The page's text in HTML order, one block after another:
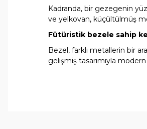
Kadranda, bir gezegenin
ve yelkovan, küçültülmüş
Fütüristik bezele sahip
Bezel, farklı metallerin bir
gelişmiş tasarımıyla